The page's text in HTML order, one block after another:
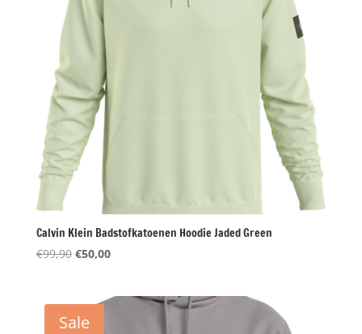
Calvin Klein Badstofkatoenen Hoodie Jaded Green
€99,90 Oorspronkelijke
€99,90.
€50,00Huidige
€50,00.
Sale